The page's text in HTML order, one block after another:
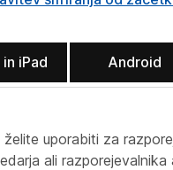
iPad Android
želite uporabiti za
ali